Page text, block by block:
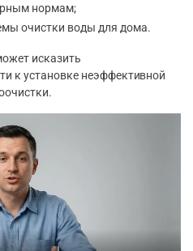
нормам;
очистки воды для дома.
исказить
к установке неэффективной